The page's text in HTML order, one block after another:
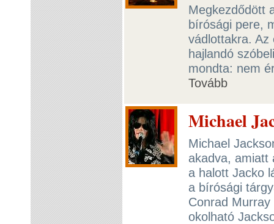
Megkezdődött
bírósági pere,
vádlottakra. Az
hajlandó
mondta: nem
Tovább
Michael
Michael
akadva, amiatt
a halott Jacko
a bírósági
Conrad
okolható